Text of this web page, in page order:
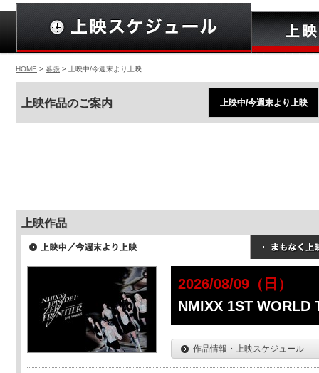
HOME > 幕張 > 上映中/今週末より上映
上映作品のご案内 上映中/今週末より上映
上映作品
2026/08/09（日）
NMIXX 1ST WORLD
作品情報・上映スケジュール